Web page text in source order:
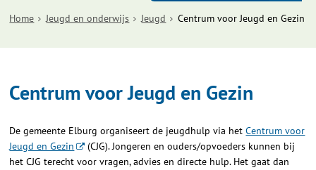
Home Jeugd en onderwijs Jeugd Centrum voor Jeugd en Gezin
Centrum voor Jeugd en Gezin
De gemeente Elburg organiseert de jeugdhulp via hetCentrum voor
Jeugd en Gezin
(CJG). Jongeren en ouders/opvoeders kunnen bij
het CJG terecht voor vragen, advies en directe hulp. Het gaat dan